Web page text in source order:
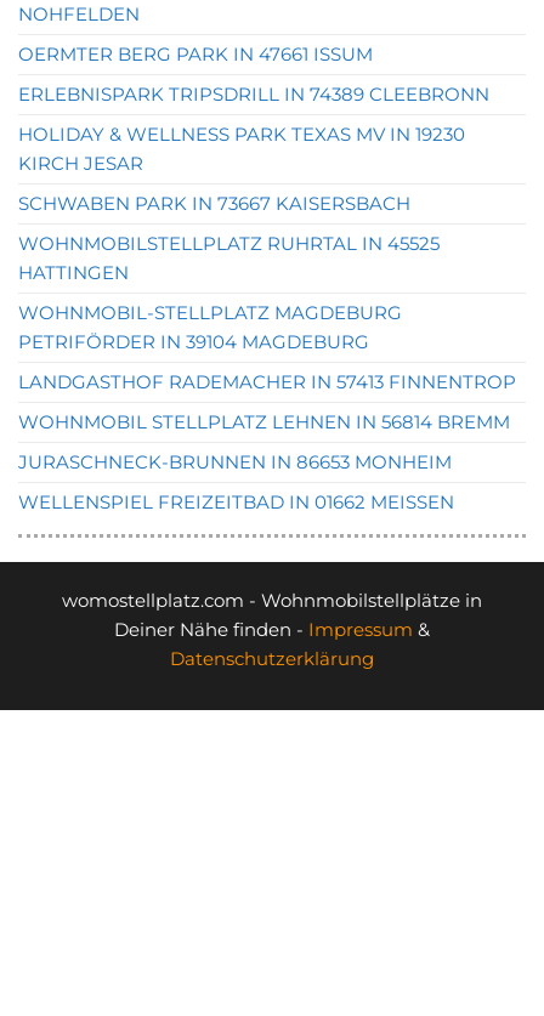
NOHFELDEN
OERMTER BERG PARK IN 47661 ISSUM
ERLEBNISPARK TRIPSDRILL IN 74389 CLEEBRONN
HOLIDAY & WELLNESS PARK TEXAS MV IN 19230
KIRCH JESAR
SCHWABEN PARK IN 73667 KAISERSBACH
WOHNMOBILSTELLPLATZ RUHRTAL IN 45525
HATTINGEN
WOHNMOBIL-STELLPLATZ MAGDEBURG
PETRIFÖRDER IN 39104 MAGDEBURG
LANDGASTHOF RADEMACHER IN 57413 FINNENTROP
WOHNMOBIL STELLPLATZ LEHNEN IN 56814 BREMM
JURASCHNECK-BRUNNEN IN 86653 MONHEIM
WELLENSPIEL FREIZEITBAD IN 01662 MEISSEN
womostellplatz.com - Wohnmobilstellplätze in
Deiner Nähe finden - Impressum &
Datenschutzerklärung